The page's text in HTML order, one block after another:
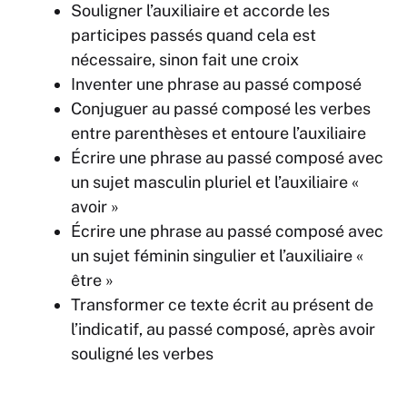
Souligner l’auxiliaire et accorde les
participes passés quand cela est
nécessaire, sinon fait une croix
Inventer une phrase au passé composé
Conjuguer au passé composé les verbes
entre parenthèses et entoure l’auxiliaire
Écrire une phrase au passé composé avec
un sujet masculin pluriel et l’auxiliaire «
avoir »
Écrire une phrase au passé composé avec
un sujet féminin singulier et l’auxiliaire «
être »
Transformer ce texte écrit au présent de
l’indicatif, au passé composé, après avoir
souligné les verbes